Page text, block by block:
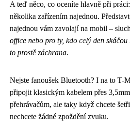
A teď něco, co oceníte hlavně při
několika zařízením najednou.
najednou vám zavolají na mobil –
office nebo pro ty, kdo celý den
to prostě záchrana.
Nejste fanoušek Bluetooth? I na to T-
připojit klasickým kabelem přes
přehrávačům, ale taky když chcete
nechcete žádné zpoždění zvuku.